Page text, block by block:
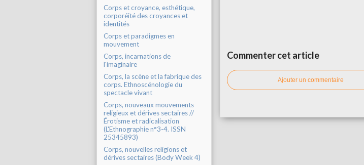
Corps et croyance, esthétique,
corporéité des croyances et
identités
Corps et paradigmes en
mouvement
Corps, incarnations de
l'imaginaire
Corps, la scène et la fabrique des
corps. Ethnoscénologie du
spectacle vivant
Corps, nouveaux mouvements
religieux et dérives sectaires //
Érotisme et radicalisation
(L'Ethnographie n°3-4. ISSN
25345893)
Corps, nouvelles religions et
dérives sectaires (Body Week 4)
Commenter cet article
Ajouter un commentaire